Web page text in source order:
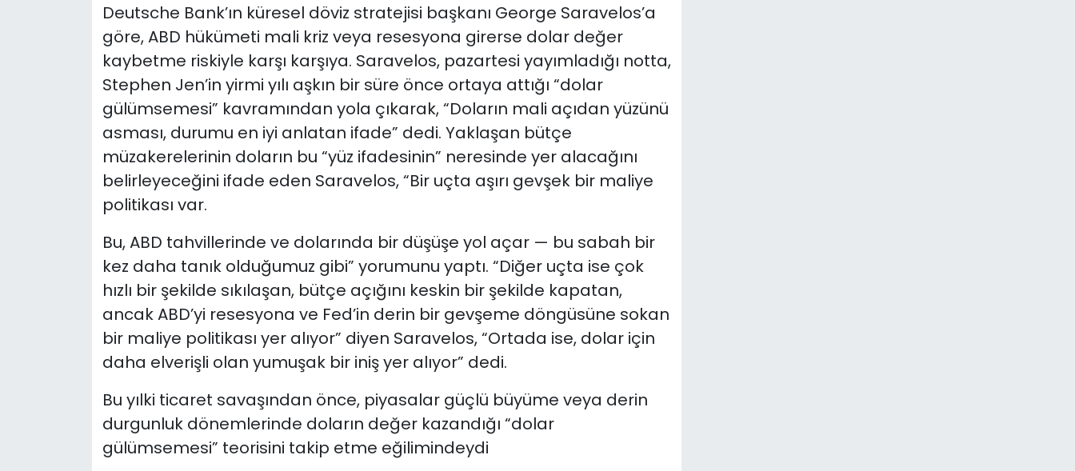
Deutsche Bank’ın küresel döviz stratejisi başkanı George Saravelos’a
göre, ABD hükümeti mali kriz veya resesyona girerse dolar değer
kaybetme riskiyle karşı karşıya. Saravelos, pazartesi yayımladığı notta,
Stephen Jen’in yirmi yılı aşkın bir süre önce ortaya attığı “dolar
gülümsemesi” kavramından yola çıkarak, “Doların mali açıdan yüzünü
asması, durumu en iyi anlatan ifade” dedi. Yaklaşan bütçe
müzakerelerinin doların bu “yüz ifadesinin” neresinde yer alacağını
belirleyeceğini ifade eden Saravelos, “Bir uçta aşırı gevşek bir maliye
politikası var.
Bu, ABD tahvillerinde ve dolarında bir düşüşe yol açar — bu sabah bir
kez daha tanık olduğumuz gibi” yorumunu yaptı. “Diğer uçta ise çok
hızlı bir şekilde sıkılaşan, bütçe açığını keskin bir şekilde kapatan,
ancak ABD’yi resesyona ve Fed’in derin bir gevşeme döngüsüne sokan
bir maliye politikası yer alıyor” diyen Saravelos, “Ortada ise, dolar için
daha elverişli olan yumuşak bir iniş yer alıyor” dedi.
Bu yılki ticaret savaşından önce, piyasalar güçlü büyüme veya derin
durgunluk dönemlerinde doların değer kazandığı “dolar
gülümsemesi” teorisini takip etme eğilimindeydi